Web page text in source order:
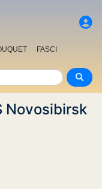
FASCI
Novosibirsk